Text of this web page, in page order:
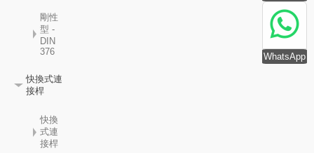
WhatsApp
剛性
型 -
DIN
376
快換式連
接桿
快換
式連
接桿